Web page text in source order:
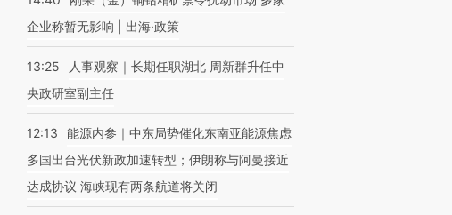
企业称暂无影响 | 出海·政策
13:25
人事观察｜长期任职湖北 周新群升任中
央政研室副主任
12:13
能源内参｜中东局势催化东南亚能源焦虑
多国出台光伏新政加速转型；伊朗称与阿曼接近
达成协议 海峡现有两条航道将关闭